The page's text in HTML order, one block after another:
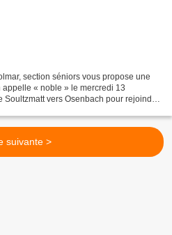
section séniors vous propose une
« noble » le mercredi 13
Soultzmatt vers Osenbach pour rejoindre
suivante >